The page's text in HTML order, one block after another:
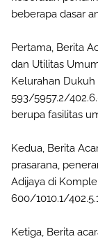
beberapa dasar
Pertama, Berita
dan Utilitas
Kelurahan Dukuh
593/5957.2/
berupa fasilitas
Kedua, Berita
prasarana,
Adijaya di
600/1010.1/
Ketiga, Berita